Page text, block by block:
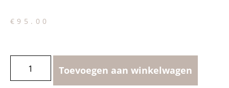
€ 95.00
Toevoegen aan winkelwagen